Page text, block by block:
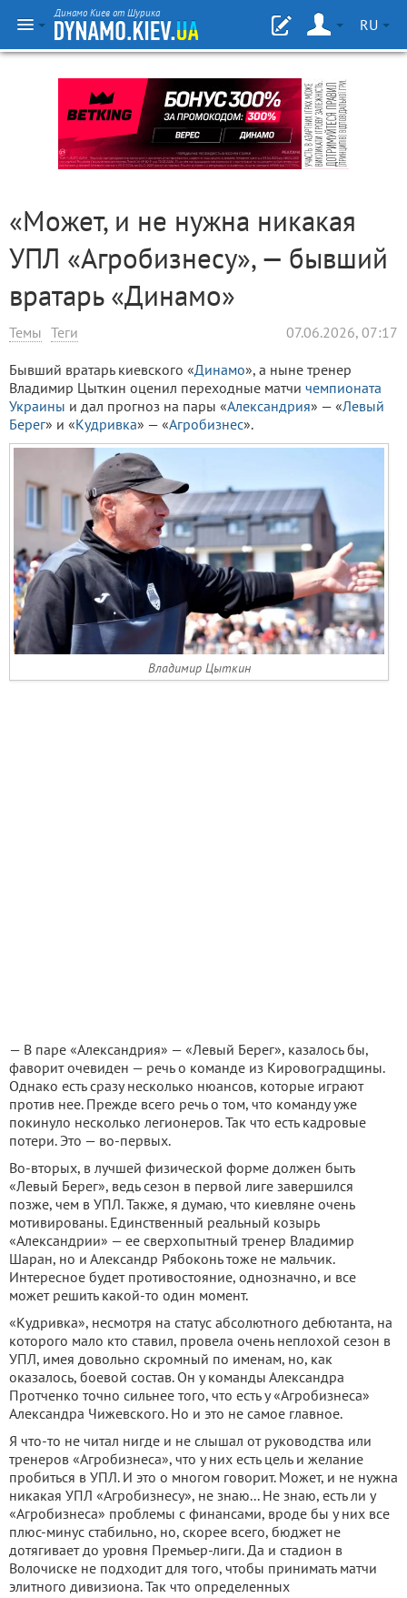
Динамо Киев от Шурика
RU
«Может, и не нужна никакая
УПЛ «Агробизнесу», — бывший
вратарь «Динамо»
Темы Теги 07.06.2026, 07:17
Бывший вратарь киевского «Динамо», а ныне тренер
Владимир Цыткин оценил переходные матчи чемпионата
Украины и дал прогноз на пары «Александрия» — «Левый
Берег» и «Кудривка» — «Агробизнес».
Владимир Цыткин
— В паре «Александрия» — «Левый Берег», казалось бы,
фаворит очевиден — речь о команде из Кировоградщины.
Однако есть сразу несколько нюансов, которые играют
против нее. Прежде всего речь о том, что команду уже
покинуло несколько легионеров. Так что есть кадровые
потери. Это — во-первых.
Во-вторых, в лучшей физической форме должен быть
«Левый Берег», ведь сезон в первой лиге завершился
позже, чем в УПЛ. Также, я думаю, что киевляне очень
мотивированы. Единственный реальный козырь
«Александрии» — ее сверхопытный тренер Владимир
Шаран, но и Александр Рябоконь тоже не мальчик.
Интересное будет противостояние, однозначно, и все
может решить какой-то один момент.
«Кудривка», несмотря на статус абсолютного дебютанта, на
которого мало кто ставил, провела очень неплохой сезон в
УПЛ, имея довольно скромный по именам, но, как
оказалось, боевой состав. Он у команды Александра
Протченко точно сильнее того, что есть у «Агробизнеса»
Александра Чижевского. Но и это не самое главное.
Я что-то не читал нигде и не слышал от руководства или
тренеров «Агробизнеса», что у них есть цель и желание
пробиться в УПЛ. И это о многом говорит. Может, и не нужна
никакая УПЛ «Агробизнесу», не знаю... Не знаю, есть ли у
«Агробизнеса» проблемы с финансами, вроде бы у них все
плюс-минус стабильно, но, скорее всего, бюджет не
дотягивает до уровня Премьер-лиги. Да и стадион в
Волочиске не подходит для того, чтобы принимать матчи
элитного дивизиона. Так что определенных